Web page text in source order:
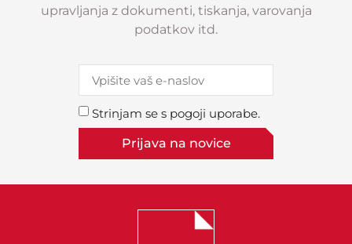
upravljanja z dokumenti, tiskanja, varovanja
podatkov itd.
Strinjam se s pogoji uporabe.
Prijava na novice